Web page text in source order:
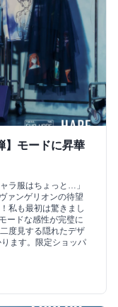
】モードに昇華
ラ服はちょっと…」
ァンゲリオンの待望
私も最初は驚きまし
ードな感性が完璧に
度見する隠れたデザ
ます。限定ショッパ